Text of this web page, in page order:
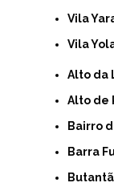
Vila
Vila
Alto
Alto
Bairro
Barra
Butantã